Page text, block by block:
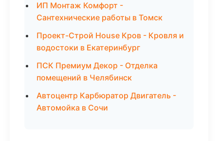
ИП Монтаж Комфорт -
Сантехнические работы в Томск
Проект-Строй House Кров - Кровля и
водостоки в Екатеринбург
ПСК Премиум Декор - Отделка
помещений в Челябинск
Автоцентр Карбюратор Двигатель -
Автомойка в Сочи